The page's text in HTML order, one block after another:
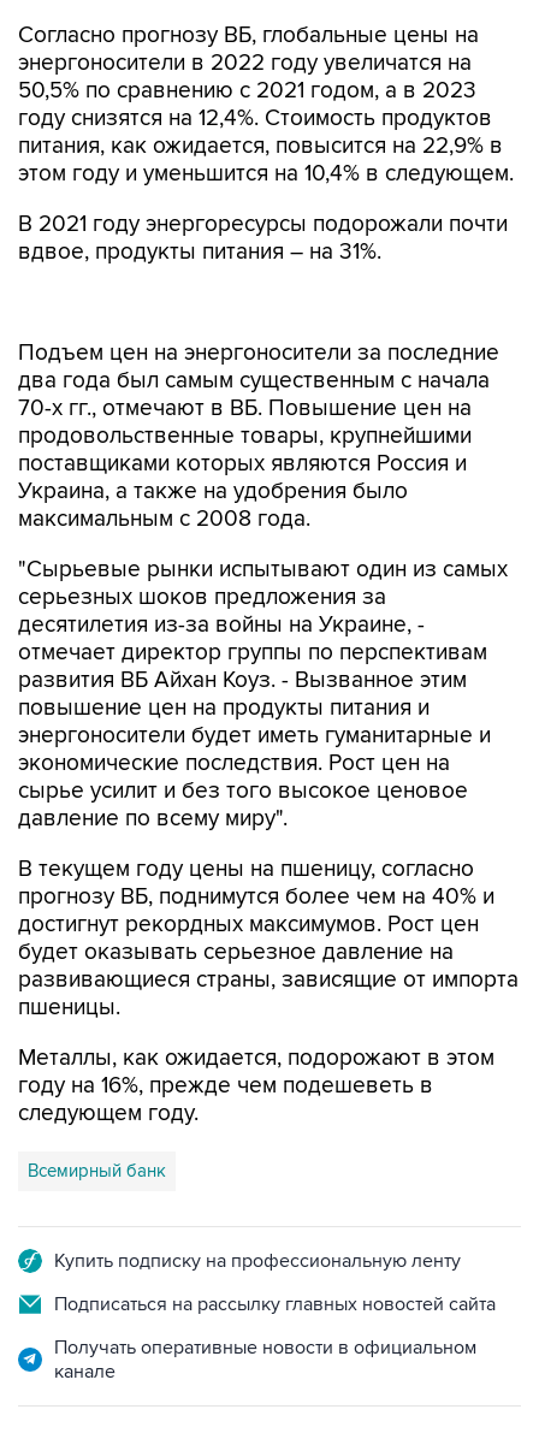
Согласно прогнозу ВБ, глобальные цены на
энергоносители в 2022 году увеличатся на
50,5% по сравнению с 2021 годом, а в 2023
году снизятся на 12,4%. Стоимость продуктов
питания, как ожидается, повысится на 22,9% в
этом году и уменьшится на 10,4% в следующем.
В 2021 году энергоресурсы подорожали почти
вдвое, продукты питания – на 31%.
Подъем цен на энергоносители за последние
два года был самым существенным с начала
70-х гг., отмечают в ВБ. Повышение цен на
продовольственные товары, крупнейшими
поставщиками которых являются Россия и
Украина, а также на удобрения было
максимальным с 2008 года.
"Сырьевые рынки испытывают один из самых
серьезных шоков предложения за
десятилетия из-за войны на Украине, -
отмечает директор группы по перспективам
развития ВБ Айхан Коуз. - Вызванное этим
повышение цен на продукты питания и
энергоносители будет иметь гуманитарные и
экономические последствия. Рост цен на
сырье усилит и без того высокое ценовое
давление по всему миру".
В текущем году цены на пшеницу, согласно
прогнозу ВБ, поднимутся более чем на 40% и
достигнут рекордных максимумов. Рост цен
будет оказывать серьезное давление на
развивающиеся страны, зависящие от импорта
пшеницы.
Металлы, как ожидается, подорожают в этом
году на 16%, прежде чем подешеветь в
следующем году.
Всемирный банк
Купить подписку на профессиональную ленту
Подписаться на рассылку главных новостей сайта
Получать оперативные новости в официальном
канале